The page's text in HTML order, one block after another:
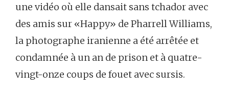
une vidéo où elle dansait sans tchador avec
des amis sur «Happy» de Pharrell Williams,
la photographe iranienne a été arrêtée et
condamnée à un an de prison et à quatre-
vingt-onze coups de fouet avec sursis.